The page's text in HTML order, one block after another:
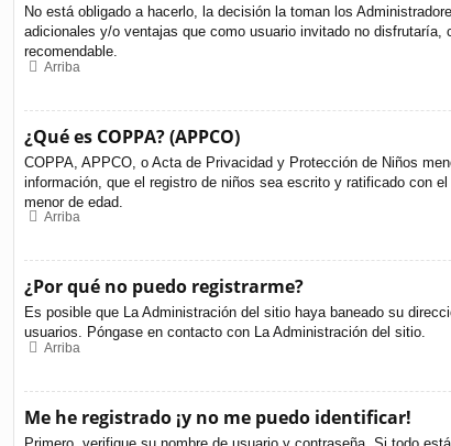
No está obligado a hacerlo, la decisión la toman los
adicionales y/o ventajas que como usuario invitado no
recomendable.
Arriba
¿Qué es COPPA? (APPCO)
COPPA, APPCO, o Acta de Privacidad y Protección de Niños
información, que el registro de niños sea escrito y ratificado con
menor de edad.
Arriba
¿Por qué no puedo registrarme?
Es posible que La Administración del sitio haya baneado su
usuarios. Póngase en contacto con La Administración del sitio.
Arriba
Me he registrado ¡y no me puedo identificar!